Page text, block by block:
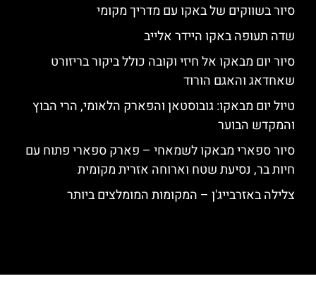
סיור בשווקים של באקו עם מדריך מקומי
שדה תעופה באקו היידר אלייב
סיור יום מבאקו אל חיזי וקובה כולל ביקור בריזורט
שאחדאג והאגם הורוד
טיול יום מבאקו: גובוסטאן והפארק הלאומי, הרי הבוץ
והמקדש הבוער
סיור ספארי מבאקו לשמאחי – פארק ספארי פתוח עם
חיות בר, נסיעת שטח וארוחה אזרית מקומית
צלילה באזרבייג'ן – המקומות המומלצים ביותר